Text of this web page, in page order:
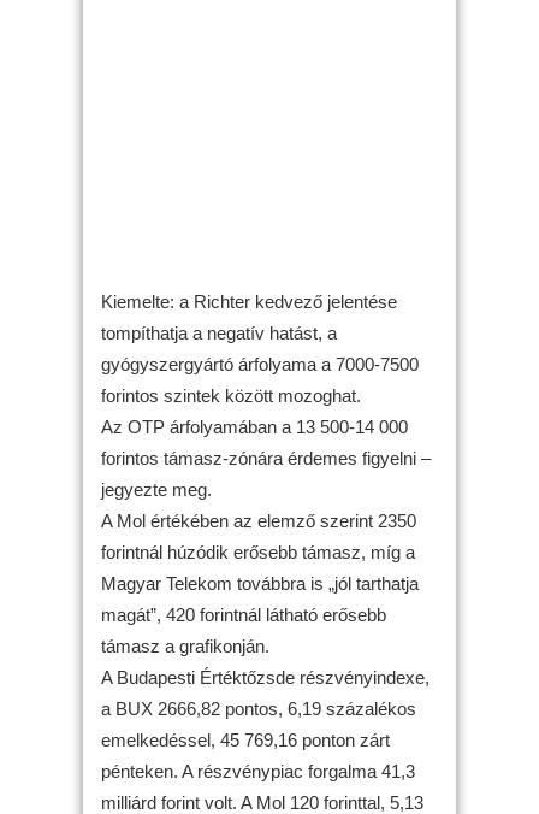
Kiemelte: a Richter kedvező jelentése
tompíthatja a negatív hatást, a
gyógyszergyártó árfolyama a 7000-7500
forintos szintek között mozoghat.
Az OTP árfolyamában a 13 500-14 000
forintos támasz-zónára érdemes figyelni –
jegyezte meg.
A Mol értékében az elemző szerint 2350
forintnál húzódik erősebb támasz, míg a
Magyar Telekom továbbra is „jól tarthatja
magát”, 420 forintnál látható erősebb
támasz a grafikonján.
A Budapesti Értéktőzsde részvényindexe,
a BUX 2666,82 pontos, 6,19 százalékos
emelkedéssel, 45 769,16 ponton zárt
pénteken. A részvénypiac forgalma 41,3
milliárd forint volt. A Mol 120 forinttal, 5,13